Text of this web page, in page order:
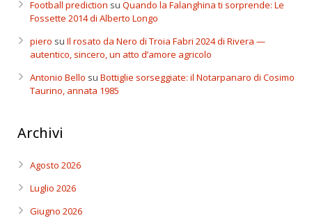
Football prediction su Quando la Falanghina ti sorprende: Le
Fossette 2014 di Alberto Longo
piero su Il rosato da Nero di Troia Fabri 2024 di Rivera —
autentico, sincero, un atto d’amore agricolo
Antonio Bello su Bottiglie sorseggiate: il Notarpanaro di Cosimo
Taurino, annata 1985
Archivi
Agosto 2026
Luglio 2026
Giugno 2026